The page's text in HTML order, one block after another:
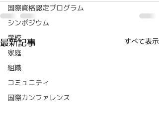
国際資格認定プログラム
シンポジウム
学校
家庭
組織
コミュニティ
国際カンファレンス
最新記事 すべて表示